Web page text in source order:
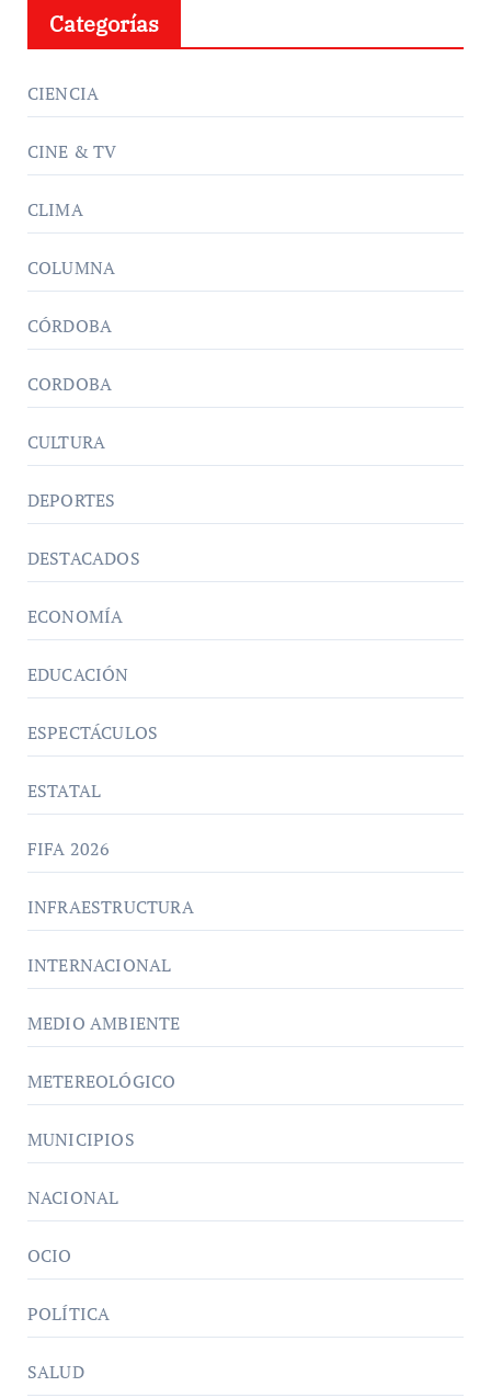
Categorías
CIENCIA
CINE & TV
CLIMA
COLUMNA
CÓRDOBA
CORDOBA
CULTURA
DEPORTES
DESTACADOS
ECONOMÍA
EDUCACIÓN
ESPECTÁCULOS
ESTATAL
FIFA 2026
INFRAESTRUCTURA
INTERNACIONAL
MEDIO AMBIENTE
METEREOLÓGICO
MUNICIPIOS
NACIONAL
OCIO
POLÍTICA
SALUD